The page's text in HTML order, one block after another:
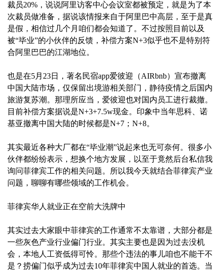
裁员20%，说说阿里访客中心会议室都被预定，就是为了本
次裁员做准备，据说该情报来自于阿里巴中高层，至于是真
是假，相信过几个月咱们都会知道了。不过按照目前以及
被“毕业”的小伙伴的反馈，补偿方案N+3似乎也不是特别符
合阿里巴巴的江湖地位。
也是在5月23日，著名民宿app爱彼迎（AIRbnb）宣布撤离
中国大陆市场，仅保留出境游相关部门，静待疫情之后国内
旅游复苏潮。那理所应当，爱彼迎也对国内员工进行裁撤。
目前补偿方案据说是N+3+7.5w现金。印象中当年思科、诺
基亚撤离中国大陆的时候都是N+7；N+8。
其实最近各种大厂都在“毕业潮”说起来也无可奈何。很多小
伙伴都纷纷表示，想换个地方发展，以至于竟然后台私信我
询问菲律宾工作的相关问题。所以我今天就结合菲律宾产业
问题，聊聊有哪些领域的工作机会。
菲律宾华人就业正在空前大洗牌中
其实过去大家眼中菲律宾的工作通常不太靠谱，大部分都是
一些灰色产业行业偏门行业。其实主要也是因为过去没机
会，本地人工资低得可怜。那些个违法的事儿咱也不能干不
是？捞偏门似乎成为过去10年菲律宾中国人就业的首选。当